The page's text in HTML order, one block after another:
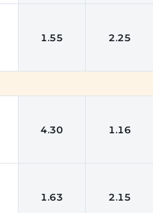
1.55 2.25
4.30 1.16
1.63 2.15